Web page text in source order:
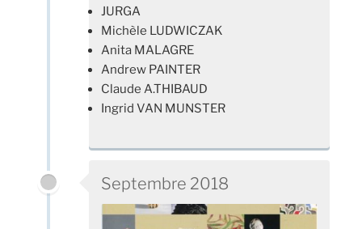
JURGA
Michèle LUDWICZAK
Anita MALAGRE
Andrew PAINTER
Claude A.THIBAUD
Ingrid VAN MUNSTER
Septembre 2018